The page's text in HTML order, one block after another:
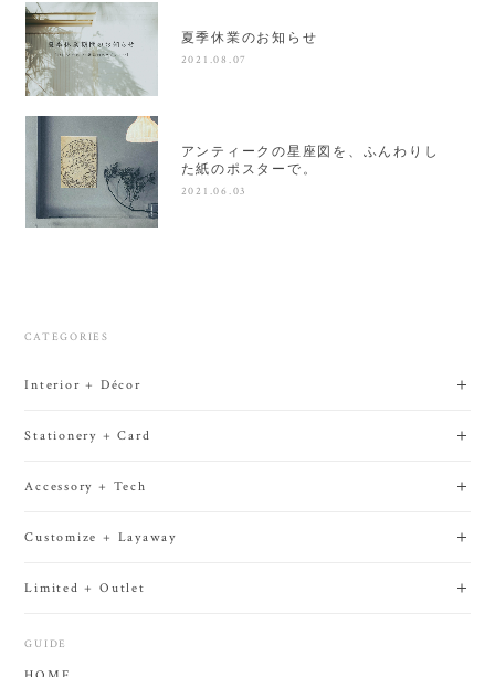
夏季休業のお知らせ
2021.08.07
アンティークの星座図を、ふんわりし
た紙のポスターで。
2021.06.03
CATEGORIES
Interior + Décor
Stationery + Card
Accessory + Tech
Customize + Layaway
Limited + Outlet
GUIDE